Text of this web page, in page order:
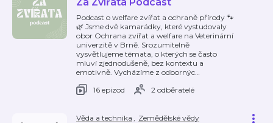
Podcast o welfare zvířat a ochraně přírody 🐾
🌿 Jsme dvě kamarádky, které vystudovaly
obor Ochrana zvířat a welfare na Veterinární
univerzitě v Brně. Srozumitelně
vysvětlujeme témata, o kterých se často
mluví zjednodušeně, bez kontextu a
emotivně. Vycházíme z odbornýc…
16 epizod
2 odběratelé
Věda a technika , Zemědělské vědy